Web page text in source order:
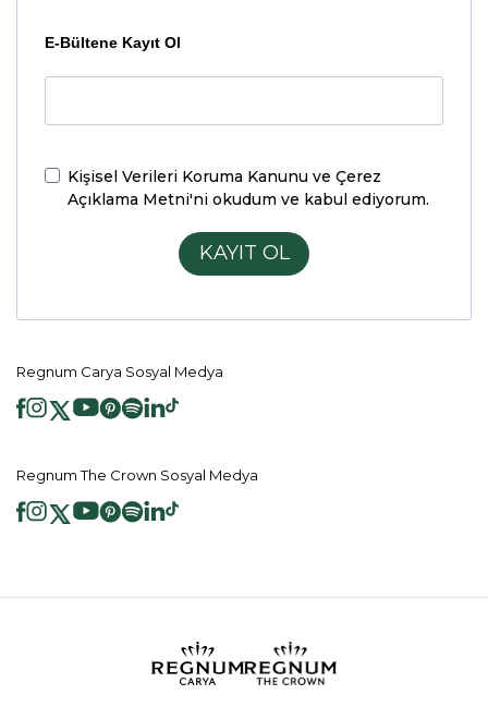
E-Bültene Kayıt Ol
Kişisel Verileri Koruma Kanunu ve Çerez
Açıklama Metni'ni okudum ve kabul ediyorum.
KAYIT OL
Regnum Carya Sosyal Medya
Regnum The Crown Sosyal Medya